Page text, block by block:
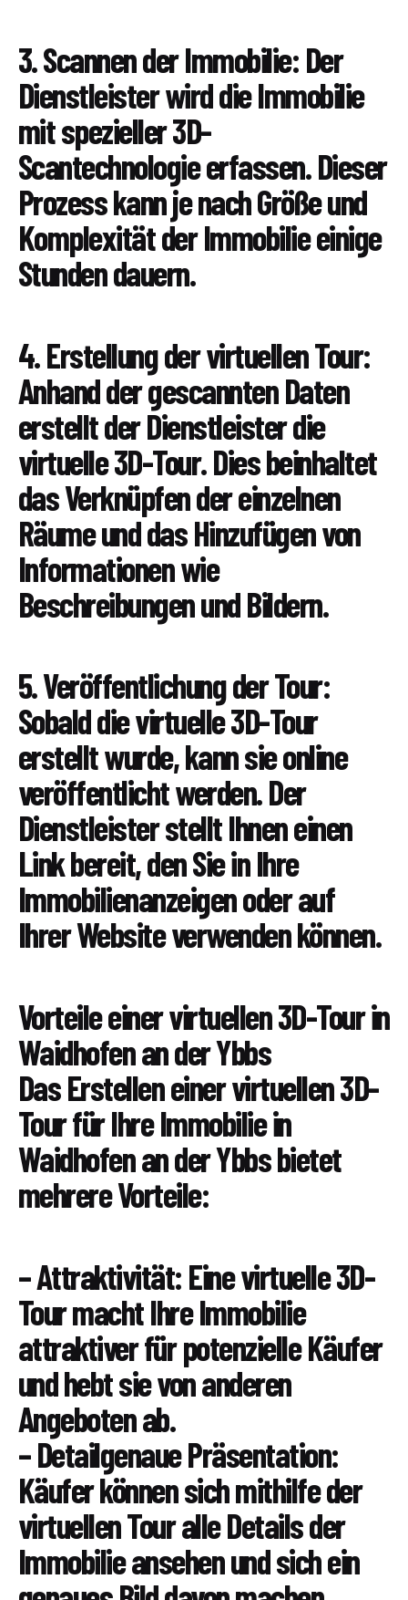
3. Scannen der Immobilie: Der
Dienstleister wird die Immobilie
mit spezieller 3D-
Scantechnologie erfassen. Dieser
Prozess kann je nach Größe und
Komplexität der Immobilie einige
Stunden dauern.
4. Erstellung der virtuellen Tour:
Anhand der gescannten Daten
erstellt der Dienstleister die
virtuelle 3D-Tour. Dies beinhaltet
das Verknüpfen der einzelnen
Räume und das Hinzufügen von
Informationen wie
Beschreibungen und Bildern.
5. Veröffentlichung der Tour:
Sobald die virtuelle 3D-Tour
erstellt wurde, kann sie online
veröffentlicht werden. Der
Dienstleister stellt Ihnen einen
Link bereit, den Sie in Ihre
Immobilienanzeigen oder auf
Ihrer Website verwenden können.
Vorteile einer virtuellen 3D-Tour in
Waidhofen an der Ybbs
Das Erstellen einer virtuellen 3D-
Tour für Ihre Immobilie in
Waidhofen an der Ybbs bietet
mehrere Vorteile:
– Attraktivität: Eine virtuelle 3D-
Tour macht Ihre Immobilie
attraktiver für potenzielle Käufer
und hebt sie von anderen
Angeboten ab.
– Detailgenaue Präsentation:
Käufer können sich mithilfe der
virtuellen Tour alle Details der
Immobilie ansehen und sich ein